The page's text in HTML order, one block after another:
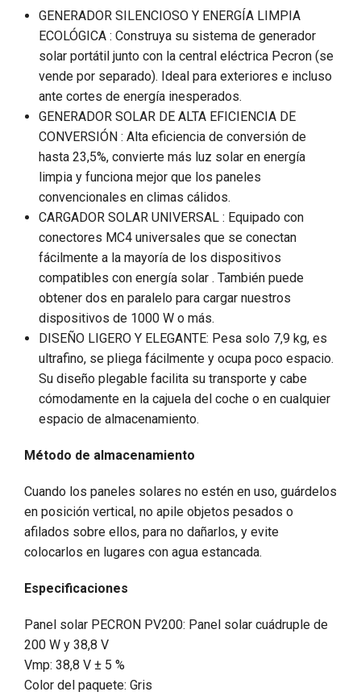
GENERADOR SILENCIOSO Y ENERGÍA LIMPIA
ECOLÓGICA : Construya su sistema de generador
solar portátil junto con la central eléctrica Pecron (se
vende por separado). Ideal para exteriores e incluso
ante cortes de energía inesperados.
GENERADOR SOLAR DE ALTA EFICIENCIA DE
CONVERSIÓN : Alta eficiencia de conversión de
hasta 23,5%, convierte más luz solar en energía
limpia y funciona mejor que los paneles
convencionales en climas cálidos.
CARGADOR SOLAR UNIVERSAL : Equipado con
conectores MC4 universales que se conectan
fácilmente a la mayoría de los dispositivos
compatibles con energía solar . También puede
obtener dos en paralelo para cargar nuestros
dispositivos de 1000 W o más.
DISEÑO LIGERO Y ELEGANTE: Pesa solo 7,9 kg, es
ultrafino, se pliega fácilmente y ocupa poco espacio.
Su diseño plegable facilita su transporte y cabe
cómodamente en la cajuela del coche o en cualquier
espacio de almacenamiento.
Método de almacenamiento
Cuando los paneles solares no estén en uso, guárdelos
en posición vertical, no apile objetos pesados ​​o
afilados sobre ellos, para no dañarlos, y evite
colocarlos en lugares con agua estancada.
Especificaciones
Panel solar PECRON PV200: Panel solar cuádruple de
200 W y 38,8 V
Vmp: 38,8 V ± 5 %
Color del paquete: Gris